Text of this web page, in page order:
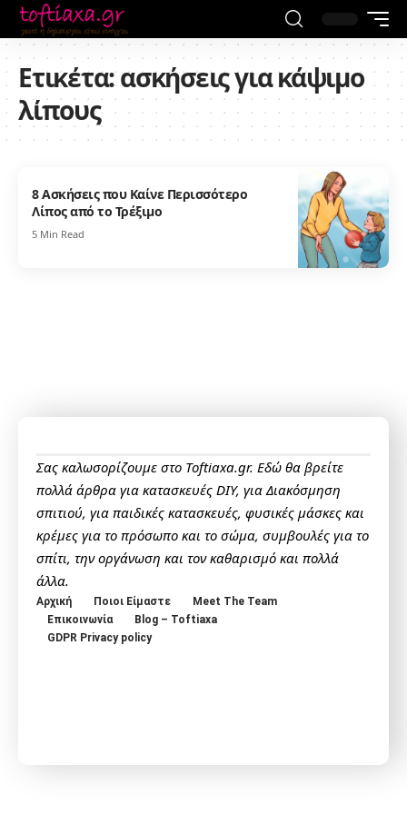
Ετικέτα:ασκήσεις για κάψιμο
λίπους
8 Ασκήσεις που Καίνε Περισσότερο
Λίπος από το Τρέξιμο
5 Min Read
Σας καλωσορίζουμε στο Toftiaxa.gr. Εδώ θα βρείτε
πολλά άρθρα για κατασκευές DIY, για Διακόσμηση
σπιτιού, για παιδικές κατασκευές, φυσικές μάσκες και
κρέμες για το πρόσωπο και το σώμα, συμβουλές για το
σπίτι, την οργάνωση και τον καθαρισμό και πολλά
άλλα.
Αρχική Ποιοι Είμαστε
Meet The Team
Επικοινωνία
Blog – Toftiaxa
GDPR Privacy policy